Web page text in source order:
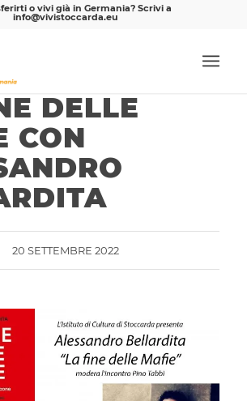
o vivi già in Germania? Scrivi a
info@vivistoccarda.eu
DELLE
CON
20 SETTEMBRE 2022